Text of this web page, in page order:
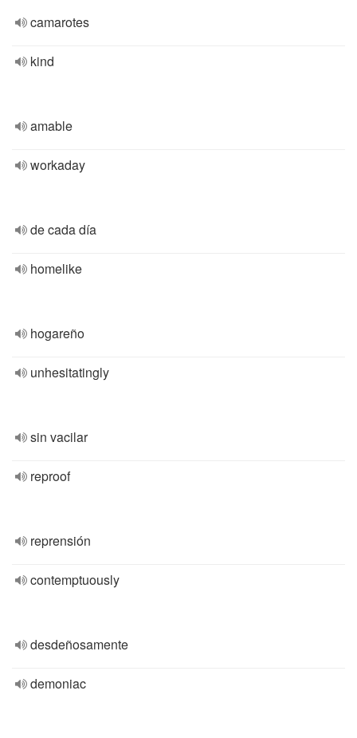
camarotes
kind
amable
workaday
de cada día
homelike
hogareño
unhesitatingly
sin vacilar
reproof
reprensión
contemptuously
desdeñosamente
demoniac